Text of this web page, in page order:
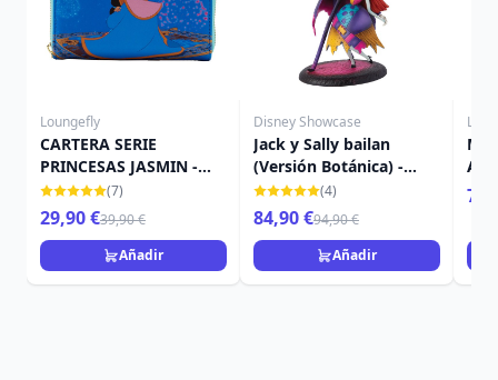
Loungefly
CARTERA SERIE
PRINCESAS JASMIN -
DISNEY LOUNGEFLY
(7)
29,90 €39,90 €
Añadir
Disney Showcase
Jack y Sally bailan
(Versión Botánica) -
Disney Showcase
(4)
84,90 €94,90 €
Añadir
-